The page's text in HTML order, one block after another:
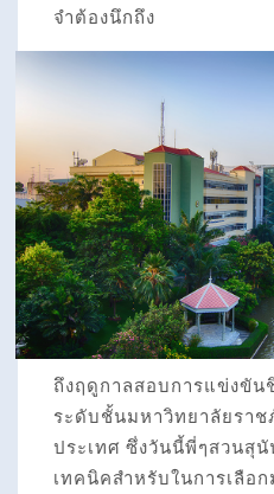
จำต้องนึกถึง
ถึงฤดูกาลสอบการแข่งขัน
ระดับชั้นมหาวิทยาลัยรา
ประเทศ ซึ่งวันนี้พี่ๆสวนสุ
เทคนิคสำหรับในการเลือ